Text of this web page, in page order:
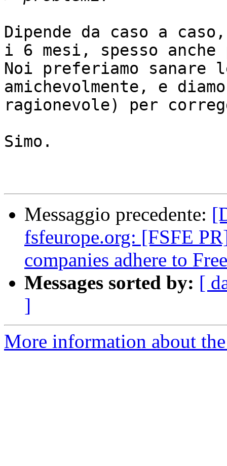
Dipende da caso a
i 6 mesi, spesso anche
Noi preferiamo
amichevolmente, e
ragionevole) per
Simo.
Messaggio precedente:
fsfeurope.org: [FSFE
companies adhere to
Messages sorted by: [
]
More information about